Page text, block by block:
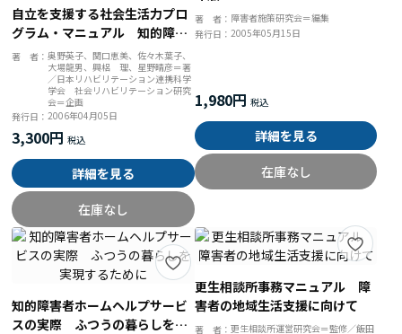
自立を支援する社会生活力プロ
グラム・マニュアル 知的障
害・発達障害・高次脳機能障害
等のある人のために
著 者：奥野英子、関口恵美、佐々木葉子、
大場龍男、興梠 理、星野晴彦＝著
／日本リハビリテーション連携科学
学会 社会リハビリテーション研究
会＝企画
発行日：2006年04月05日
3,300円
詳細を見る
在庫なし
著 者： 障害者施策研究会＝編集
発行日： 2005年05月15日
1,980円
詳細を見る
在庫なし
知的障害者ホームヘルプサービ
スの実際 ふつうの暮らしを実
更生相談所事務マニュアル 障
害者の地域生活支援に向けて
著 者： 更生相談所運営研究会＝監修／飯田